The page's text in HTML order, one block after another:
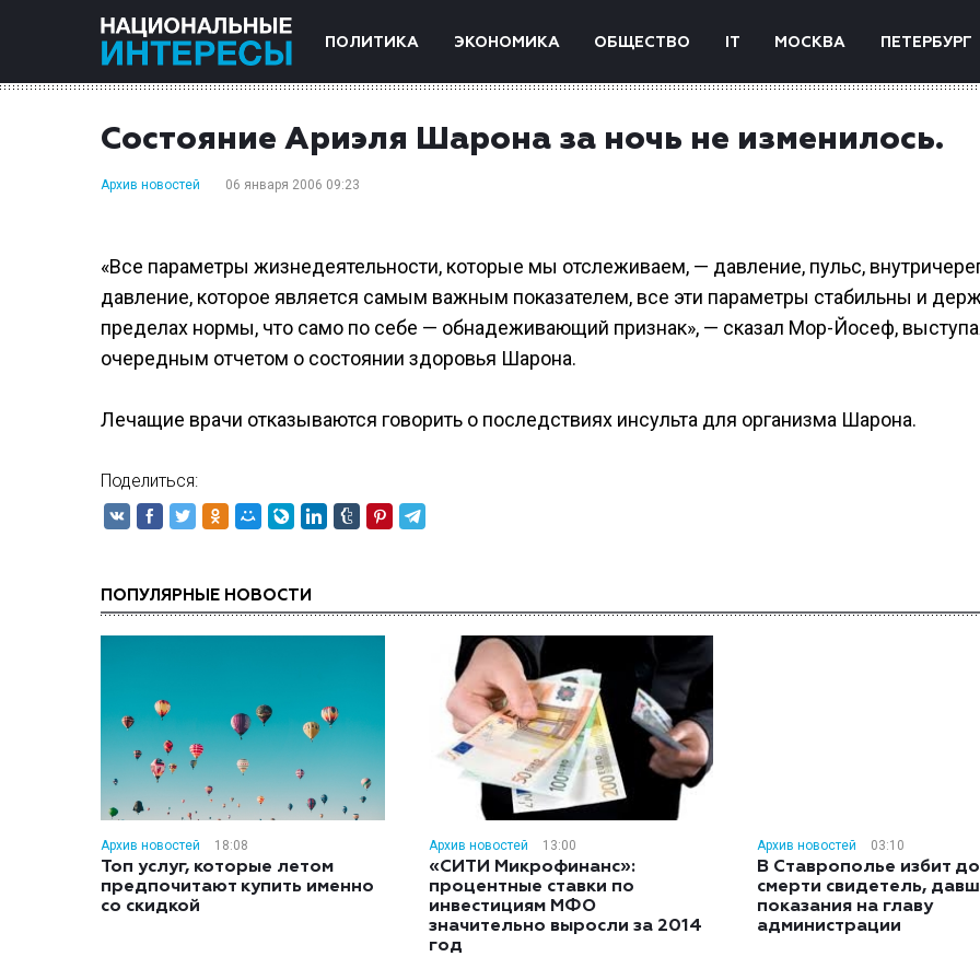
ПОЛИТИКА ЭКОНОМИКА ОБЩЕСТВО IT МОСКВА ПЕТЕРБУРГ
Состояние Ариэля Шарона за ночь не изменилось.
Архив новостей 06 января 2006 09:23
«Все параметры жизнедеятельности, которые мы отслеживаем, — давление, пульс,
давление, которое является самым важным показателем, все эти параметры стабильны и
пределах нормы, что само по себе — обнадеживающий признак», — сказал Мор-Йосеф,
очередным отчетом о состоянии здоровья Шарона.
Лечащие врачи отказываются говорить о последствиях инсульта для организма Шарона.
Поделиться:
ПОПУЛЯРНЫЕ НОВОСТИ
Архив новостей 18:08
Топ услуг, которые летом
предпочитают купить именно
со скидкой
Архив новостей 13:00
«СИТИ Микрофинанс»:
процентные ставки по
инвестициям МФО
значительно выросли за 2014
год
Архив новостей 03:10
В Ставрополье избит до
смерти свидетель,
показания на главу
администрации